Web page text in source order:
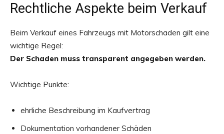
Rechtliche Aspekte beim Verkauf
Beim Verkauf eines Fahrzeugs mit Motorschaden gilt eine
wichtige Regel:
Der Schaden muss transparent angegeben werden.
Wichtige Punkte:
ehrliche Beschreibung im Kaufvertrag
Dokumentation vorhandener Schäden